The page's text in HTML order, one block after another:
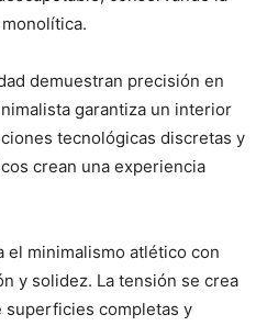
demuestran precisión en
garantiza un interior
tecnológicas discretas y
crean una experiencia
el minimalismo atlético con
y solidez. La tensión se crea
superficies completas y